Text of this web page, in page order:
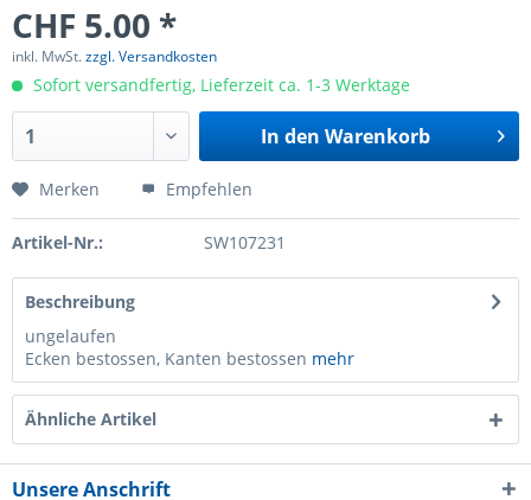
CHF 5.00 *
inkl. MwSt.zzgl. Versandkosten
Sofort versandfertig, Lieferzeit ca. 1-3 Werktage
In den Warenkorb
Merken Empfehlen
Artikel-Nr.: SW107231
Beschreibung
ungelaufen
Ecken bestossen, Kanten bestossen mehr
Ähnliche Artikel
Unsere Anschrift